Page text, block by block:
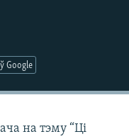
Google
на тэму “Ці